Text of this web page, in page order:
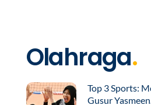
Olahraga.
Top 3 Sports:
Gusur